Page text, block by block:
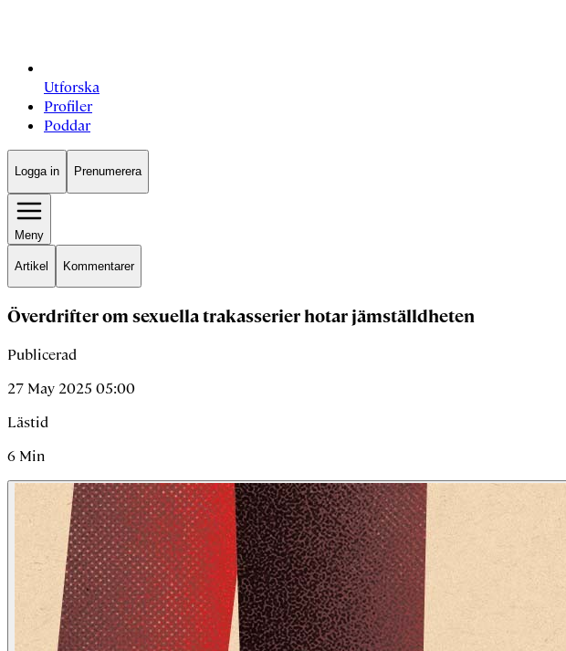
Utforska
Profiler
Poddar
Logga in Prenumerera
Meny
Artikel Kommentarer
Överdrifter om sexuella trakasserier hotar jämställdheten
Publicerad
27 May 2025 05:00
Lästid
6 Min